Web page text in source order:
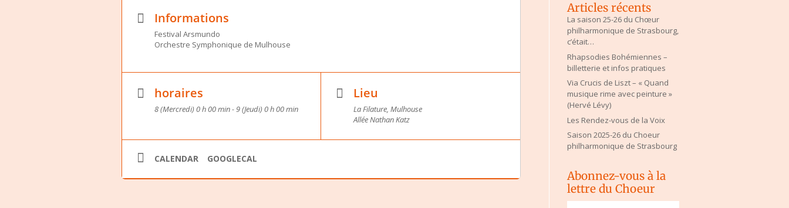
Informations
Festival Arsmundo
Orchestre Symphonique de Mulhouse
horaires
8 (Mercredi) 0 h 00 min - 9 (Jeudi) 0 h 00 min
Lieu
La Filature, Mulhouse
Allée Nathan Katz
CALENDAR GOOGLECAL
Articles récents
La saison 25-26 du Chœur
philharmonique de Strasbourg,
c’était…
Rhapsodies Bohémiennes –
billetterie et infos pratiques
Via Crucis de Liszt – « Quand
musique rime avec peinture »
(Hervé Lévy)
Les Rendez-vous de la Voix
Saison 2025-26 du Choeur
philharmonique de Strasbourg
Abonnez-vous à la
lettre du Choeur